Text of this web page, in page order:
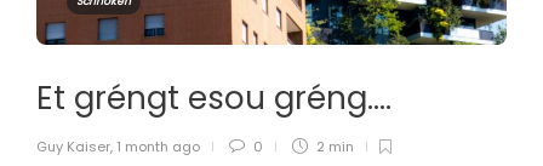
Et gréngt esou gréng….
Guy Kaiser, 1 month ago 0 2 min